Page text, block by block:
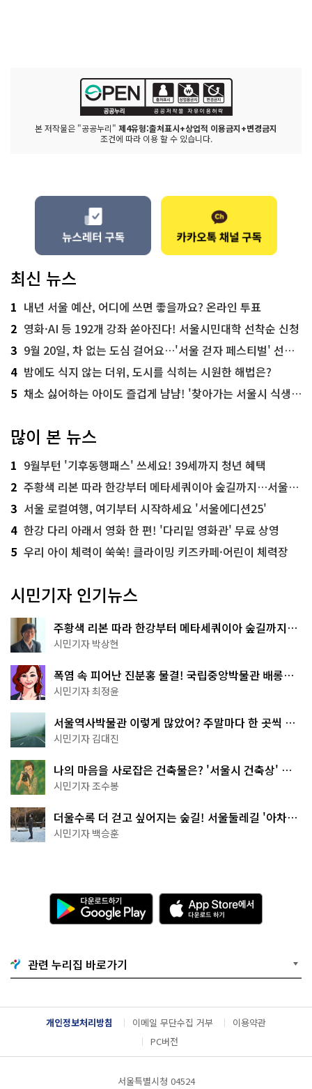
본 저작물은 "공공누리" 제4유형:출처표시+상업적 이용금지+변경금지
조건에 따라 이용 할 수 있습니다.
최신 뉴스
1 내년 서울 예산, 어디에 쓰면 좋을까요? 온라인 투표
2 영화·AI 등 192개 강좌 쏟아진다! 서울시민대학 선착순 신청
3 9월 20일, 차 없는 도심 걸어요…'서울 걷자 페스티벌' 선착순 5천명
4 밤에도 식지 않는 더위, 도시를 식히는 시원한 해법은?
5 채소 싫어하는 아이도 즐겁게 냠냠! '찾아가는 서울시 식생활 교육' 현장
많이 본 뉴스
1 9월부턴 '기후동행패스' 쓰세요! 39세까지 청년 혜택
2 주황색 리본 따라 한강부터 메타세쿼이아 숲길까지…서울둘레길 15코스
3 서울 로컬여행, 여기부터 시작하세요 '서울에디션25'
4 한강 다리 아래서 영화 한 편! '다리밑 영화관' 무료 상영
5 우리 아이 체력이 쑥쑥! 클라이밍 키즈카페·어린이 체력장
시민기자 인기뉴스
주황색 리본 따라 한강부터 메타세쿼이아 숲길까지…
서울둘레길 15코스
시민기자 박상현
폭염 속 피어난 진분홍 물결! 국립중앙박물관 배롱나
무 명소
시민기자 최정윤
서울역사박물관 이렇게 많았어? 주말마다 한 곳씩 떠
나는 역사 산책
시민기자 김대진
나의 마음을 사로잡은 건축물은? '서울시 건축상' 수
상작 공개!
시민기자 조수봉
더울수록 더 걷고 싶어지는 숲길! 서울둘레길 '아차산
코스'
시민기자 백승훈
다
운
로
기
G
o
g
l
e
A
p
p
e
서
다
운
관련 누리집 바로가기
개인정보처리방침 이메일 무단수집 거부
이용약관
PC버전
서울특별시청 04524